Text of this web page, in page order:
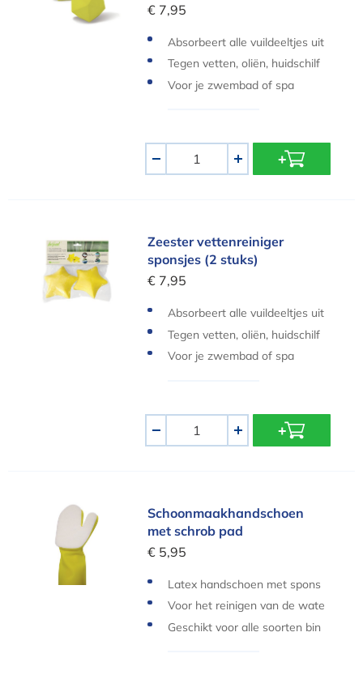
€ 7,95
Absorbeert alle vuildeeltjes uit
het water
Tegen vetten, oliën, huidschilf
ers,...
Voor je zwembad of spa
+
Zeester vettenreiniger sponsjes (2 stuks)
Zeester vettenreiniger
sponsjes (2 stuks)
€ 7,95
Absorbeert alle vuildeeltjes uit
het water
Tegen vetten, oliën, huidschilf
ers,...
Voor je zwembad of spa
+
Schoonmaakhandschoen met schrob pad
Schoonmaakhandschoen
met schrob pad
€ 5,95
Latex handschoen met spons
Voor het reinigen van de wate
rlijn
Geschikt voor alle soorten bin